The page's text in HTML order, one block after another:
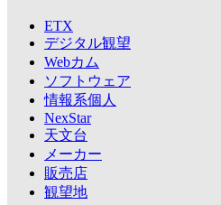
ETX
デジタル観望
Webカム
ソフトウェア
情報系個人
NexStar
天文台
メーカー
販売店
観望地